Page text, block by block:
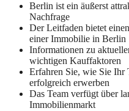
Berlin ist ein äußerst
Nachfrage
Der Leitfaden bietet
einer Immobilie in Berlin
Informationen zu
wichtigen Kauffaktoren
Erfahren Sie, wie Sie
erfolgreich erwerben
Das Team verfügt über
Immobilienmarkt